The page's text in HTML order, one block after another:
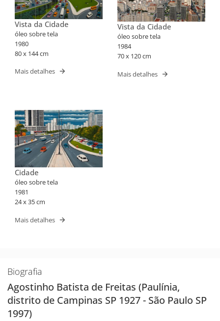
Vista da Cidade
óleo sobre tela
1980
80 x 144 cm
Mais detalhes
Vista da Cidade
óleo sobre tela
1984
70 x 120 cm
Mais detalhes
Cidade
óleo sobre tela
1981
24 x 35 cm
Mais detalhes
Biografia
Agostinho Batista de Freitas (Paulínia,
distrito de Campinas SP 1927 - São Paulo SP
1997)